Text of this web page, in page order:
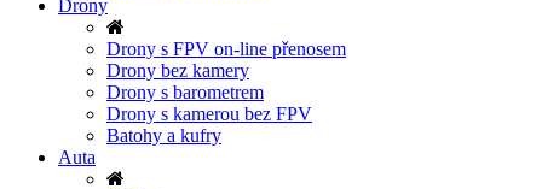
Drony
Drony s FPV on-line přenosem
Drony bez kamery
Drony s barometrem
Drony s kamerou bez FPV
Batohy a kufry
Auta